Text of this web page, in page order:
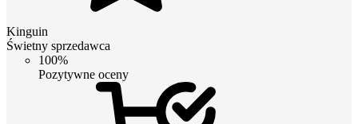
Kinguin
Świetny sprzedawca
100%
Pozytywne oceny